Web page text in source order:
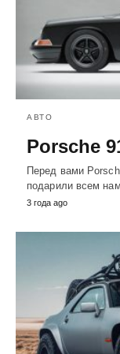
АВТО
Porsche
Перед вами
подарили всем
3 года ago